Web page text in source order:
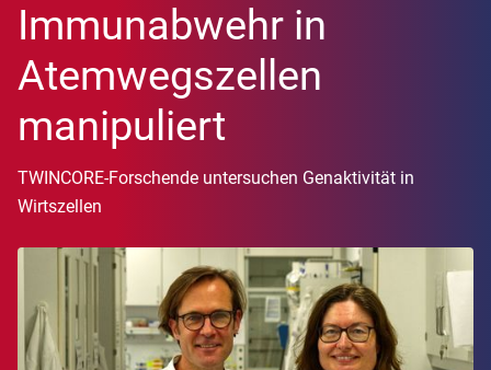
Immunabwehr in
Atemwegszellen
manipuliert
TWINCORE-Forschende untersuchen Genaktivität in
Wirtszellen